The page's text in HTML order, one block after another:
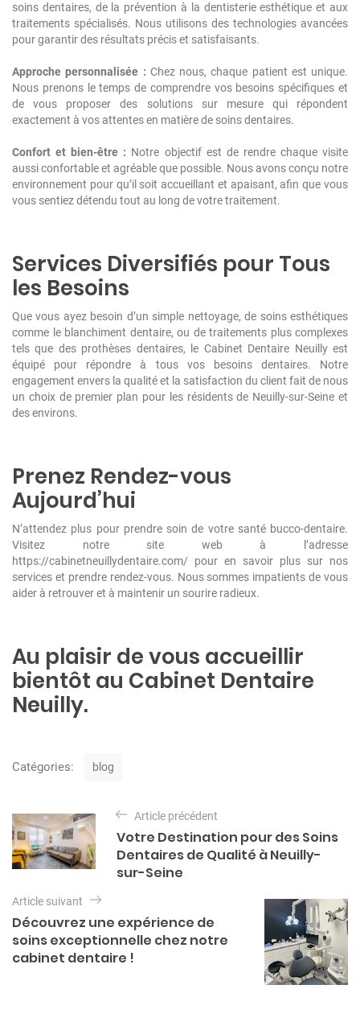
soins dentaires, de la prévention à la dentisterie esthétique et aux
traitements spécialisés. Nous utilisons des technologies avancées
pour garantir des résultats précis et satisfaisants.
Approche personnalisée : Chez nous, chaque patient est unique.
Nous prenons le temps de comprendre vos besoins spécifiques et
de vous proposer des solutions sur mesure qui répondent
exactement à vos attentes en matière de soins dentaires.
Confort et bien-être : Notre objectif est de rendre chaque visite
aussi confortable et agréable que possible. Nous avons conçu notre
environnement pour qu’il soit accueillant et apaisant, afin que vous
vous sentiez détendu tout au long de votre traitement.
Services Diversifiés pour Tous
les Besoins
Que vous ayez besoin d’un simple nettoyage, de soins esthétiques
comme le blanchiment dentaire, ou de traitements plus complexes
tels que des prothèses dentaires, le Cabinet Dentaire Neuilly est
équipé pour répondre à tous vos besoins dentaires. Notre
engagement envers la qualité et la satisfaction du client fait de nous
un choix de premier plan pour les résidents de Neuilly-sur-Seine et
des environs.
Prenez Rendez-vous
Aujourd’hui
N’attendez plus pour prendre soin de votre santé bucco-dentaire.
Visitez notre site web à l’adresse
https://cabinetneuillydentaire.com/ pour en savoir plus sur nos
services et prendre rendez-vous. Nous sommes impatients de vous
aider à retrouver et à maintenir un sourire radieux.
Au plaisir de vous accueillir
bientôt au Cabinet Dentaire
Neuilly.
Catégories:
g
o
r
blog
a
v
i
g
a
t
Article précédent
Votre Destination pour des Soins
Dentaires de Qualité à Neuilly-
sur-Seine
Article suivant
Découvrez une expérience de
soins exceptionnelle chez notre
cabinet dentaire !